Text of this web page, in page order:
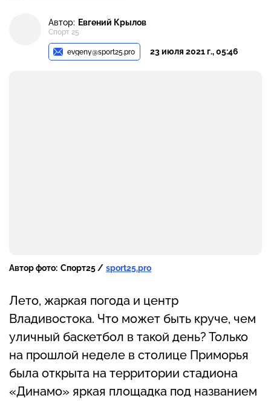
Автор: Евгений Крылов
Спорт 25
evgeny@sport25.pro 23 июля 2021 г., 05:46
Автор фото: Спорт25 / sport25.pro
Лето, жаркая погода и центр
Владивостока. Что может быть круче, чем
уличный баскетбол в такой день? Только
на прошлой неделе в столице Приморья
была открыта на территории стадиона
«Динамо» яркая площадка под названием